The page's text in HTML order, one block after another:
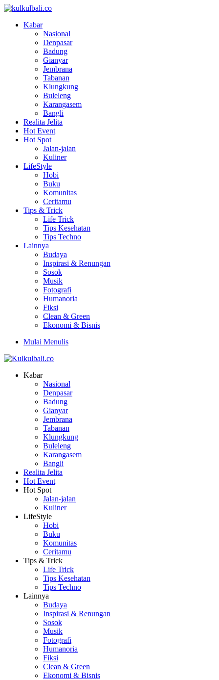
Kabar
Nasional
Denpasar
Badung
Gianyar
Jembrana
Tabanan
Klungkung
Buleleng
Karangasem
Bangli
Realita Jelita
Hot Event
Hot Spot
Jalan-jalan
Kuliner
LifeStyle
Hobi
Buku
Komunitas
Ceritamu
Tips & Trick
Life Trick
Tips Kesehatan
Tips Techno
Lainnya
Budaya
Inspirasi & Renungan
Sosok
Musik
Fotografi
Humanoria
Fiksi
Clean & Green
Ekonomi & Bisnis
Mulai Menulis
Kabar
Nasional
Denpasar
Badung
Gianyar
Jembrana
Tabanan
Klungkung
Buleleng
Karangasem
Bangli
Realita Jelita
Hot Event
Hot Spot
Jalan-jalan
Kuliner
LifeStyle
Hobi
Buku
Komunitas
Ceritamu
Tips & Trick
Life Trick
Tips Kesehatan
Tips Techno
Lainnya
Budaya
Inspirasi & Renungan
Sosok
Musik
Fotografi
Humanoria
Fiksi
Clean & Green
Ekonomi & Bisnis